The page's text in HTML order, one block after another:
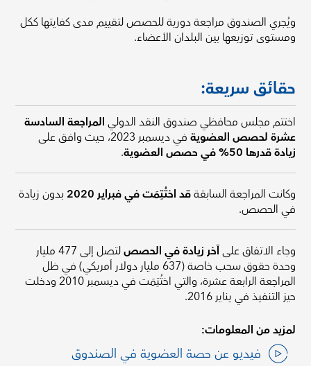
ويُجري الصندوق مراجعة دورية للحصص لتقييم مدى كفايتها ككل
ومستوى توزيعها بين البلدان الأعضاء.
حقائق سريعة:
اختتم مجلس محافظي صندوق النقد الدوليالمراجعة السادسة
عشرة لحصص العضويةفي ديسمبر 2023، حيث وافق على
زيادة قدرها 50% في حصص العضوية .
وكانت المراجعة السابقةقد اختُتِمَت في فبراير 2020 بدون زيادة
في الحصص.
وجاء الاتفاق علىآخر زيادة في الحصص لتصل إلى 477 مليار
وحدة حقوق سحب خاصة (637 مليار دولار أمريكي) في ظل
المراجعة الرابعة عشرة، والتي اختُتِمَت في ديسمبر 2010 ودخلت
حيز التنفيذ في يناير 2016.
لمزيد من المعلومات:
فيديو عن حصة العضوية في الصندوق